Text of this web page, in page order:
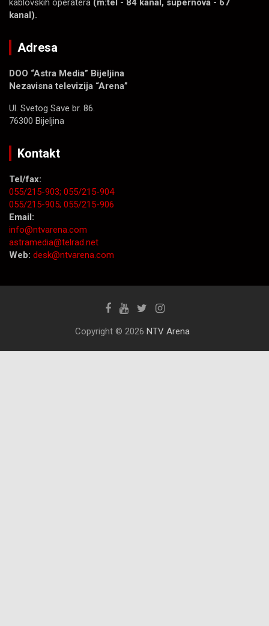
kablovskih operatera (m:tel - 84 kanal, supernova - 67
kanal).
Adresa
DOO “Astra Media” Bijeljina
Nezavisna televizija “Arena”
Ul. Svetog Save br. 86.
76300 Bijeljina
Kontakt
Tel/fax:
055/215-903; 055/215-904
055/215-905; 055/215-906
Email:
info@ntvarena.com
astramedia@telrad.net
Web: desk@ntvarena.com
Copyright © 2026 NTV Arena